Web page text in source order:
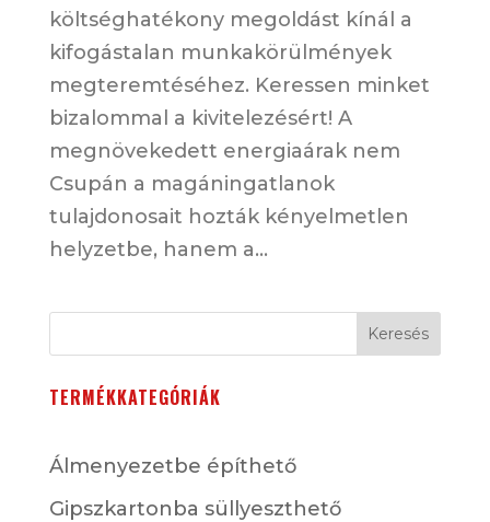
költséghatékony megoldást kínál a
kifogástalan munkakörülmények
megteremtéséhez. Keressen minket
bizalommal a kivitelezésért! A
megnövekedett energiaárak nem
Csupán a magáningatlanok
tulajdonosait hozták kényelmetlen
helyzetbe, hanem a...
Keresés
TERMÉKKATEGÓRIÁK
Álmenyezetbe építhető
Gipszkartonba süllyeszthető